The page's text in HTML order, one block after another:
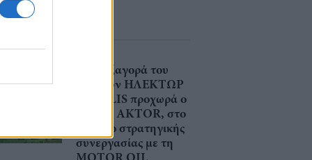
Στην εξαγορά του
75% των ΗΛΕΚΤΩΡ
- THALIS προχωρά ο
Όμιλος AKTOR, στο
πλαίσιο στρατηγικής
συνεργασίας με τη